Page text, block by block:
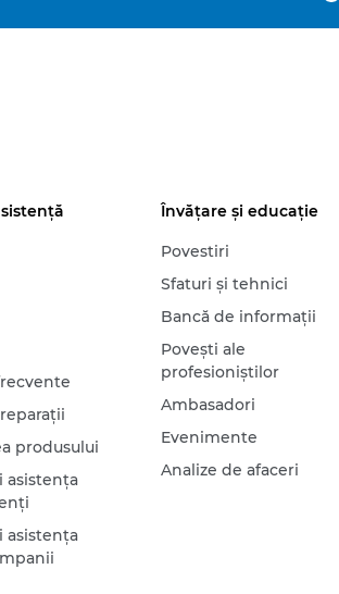
produsului
asistenţa
asistenţa
Învăţare şi educaţie
Povestiri
Sfaturi şi tehnici
Bancă de informaţii
Poveşti ale
profesioniştilor
Ambasadori
Evenimente
Analize de afaceri